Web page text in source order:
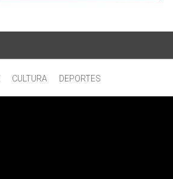
CULTURA DEPORTES